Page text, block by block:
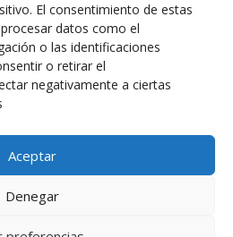
El consentimiento de estas
datos como el
o las identificaciones
o retirar el
negativamente a ciertas
Aceptar
Denegar
ISSN 3137-6983